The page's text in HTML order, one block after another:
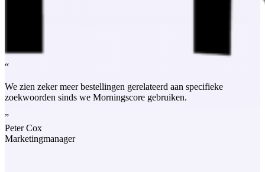
“
We zien zeker meer bestellingen gerelateerd aan specifieke
zoekwoorden sinds we Morningscore gebruiken.
”
Peter Cox
Marketingmanager